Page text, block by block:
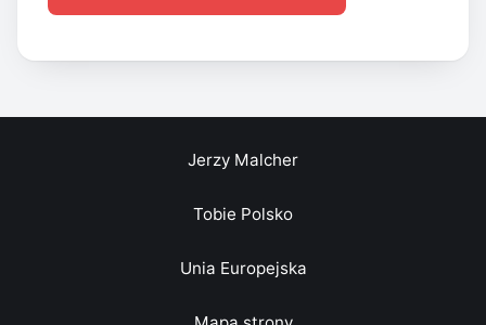
Jerzy Malcher
Tobie Polsko
Unia Europejska